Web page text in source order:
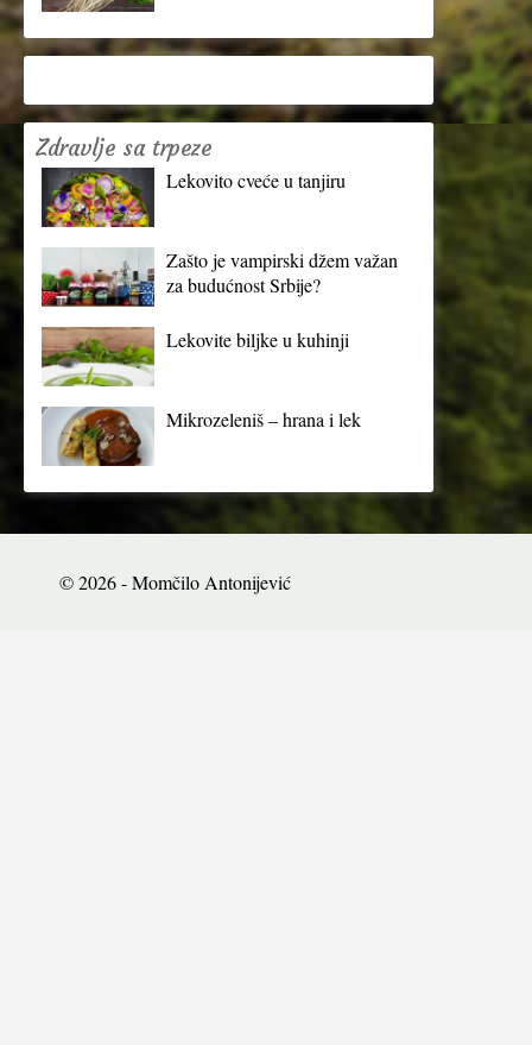
Zdravlje sa trpeze
Lekovito cveće u tanjiru
Zašto je vampirski džem važan
za budućnost Srbije?
Lekovite biljke u kuhinji
Mikrozeleniš – hrana i lek
© 2026 - Momčilo Antonijević